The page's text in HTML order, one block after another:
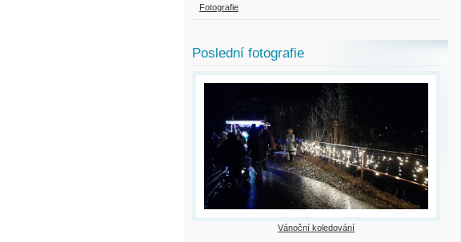
Fotografie
Poslední fotografie
Vánoční koledování